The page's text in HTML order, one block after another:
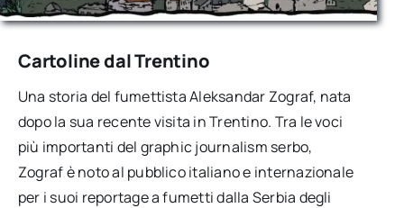
Cartoline dal Trentino
Una storia del fumettista Aleksandar Zograf, nata
dopo la sua recente visita in Trentino. Tra le voci
più importanti del graphic journalism serbo,
Zograf è noto al pubblico italiano e internazionale
per i suoi reportage a fumetti dalla Serbia degli